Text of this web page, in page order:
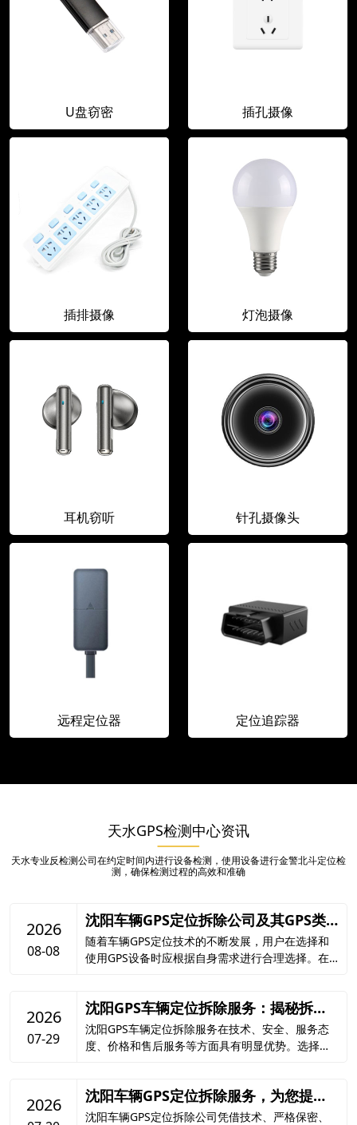
U盘窃密 插孔摄像
插排摄像 灯泡摄像
耳机窃听 针孔摄像头
远程定位器 定位追踪器
天水GPS检测中心资讯
天水专业反检测公司在约定时间内进行设备检测，使用设备进行金警北斗定位检
测，确保检测过程的高效和准确
2026
08-08
沈阳车辆GPS定位拆除公司及其GPS类
型解析
随着车辆GPS定位技术的不断发展，用户在选择和
使用GPS设备时应根据自身需求进行合理选择。在
平和客户评价等因素
2026
07-29
沈阳GPS车辆定位拆除服务：揭秘拆除
优势，保障行车安全
沈阳GPS车辆定位拆除服务在技术、安全、服务态
度、价格和售后服务等方面具有明显优势。选择沈
支。
2026
沈阳车辆GPS定位拆除服务，为您提供
可靠解决方案
沈阳车辆GPS定位拆除公司凭借技术、严格保密、